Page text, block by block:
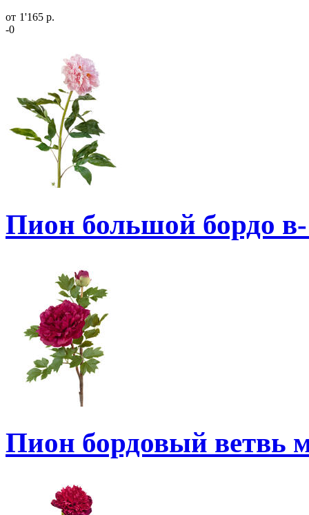
от 1'165 р.
-0
Пион большой бордо
Пион бордовый ветвь